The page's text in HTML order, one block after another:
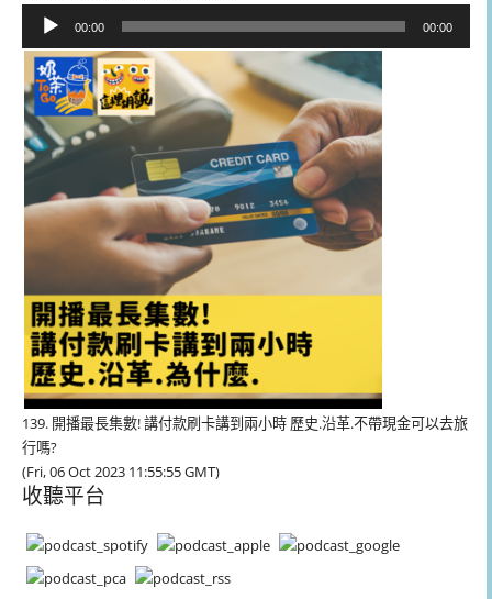
播
放
器
00:00 00:00
139. 開播最長集數! 講付款刷卡講到兩小時 歷史.沿革.不帶現金可以去旅
行嗎?
(Fri, 06 Oct 2023 11:55:55 GMT)
收聽平台